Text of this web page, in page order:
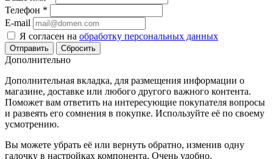
Телефон *
E-mail
Я согласен на обработку персональных данных
Сбросить
Дополнительно
Дополнительная вкладка, для размещения информации о
магазине, доставке или любого другого важного контента.
Поможет вам ответить на интересующие покупателя вопросы
и развеять его сомнения в покупке. Используйте её по своему
усмотрению.
Вы можете убрать её или вернуть обратно, изменив одну
галочку в настройках компонента. Очень удобно.